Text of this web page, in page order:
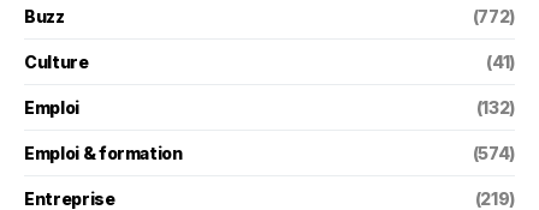
Buzz (772)
Culture (41)
Emploi (132)
Emploi & formation (574)
Entreprise (219)